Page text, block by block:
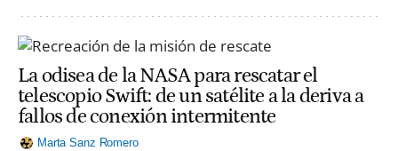
La odisea de la NASA para rescatar el
telescopio Swift: de un satélite a la deriva a
fallos de conexión intermitente
Marta Sanz Romero